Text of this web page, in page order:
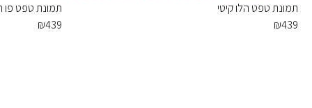
תמונת טפט הלו קיטי
₪439
תמונת טפט פו
₪439